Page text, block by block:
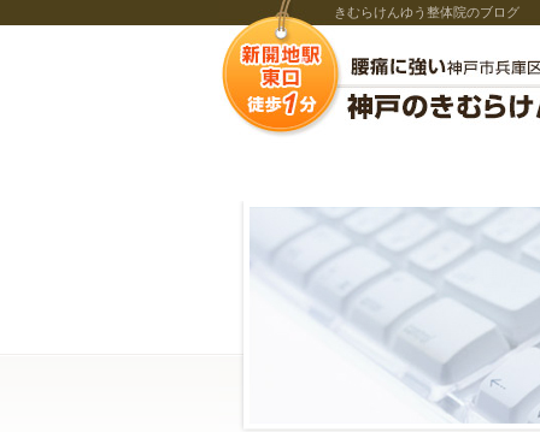
きむらけんゆう整体院のブログ